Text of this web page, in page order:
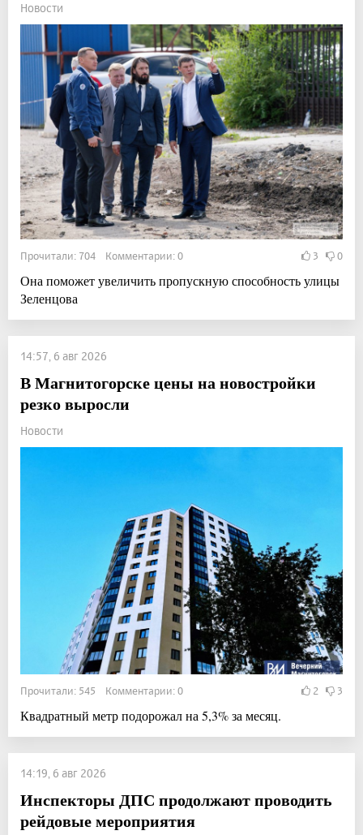
Новости
Прочитали: 704 Комментарии: 0 3 0
Она поможет увеличить пропускную способность улицы
Зеленцова
14:57, 6 авг 2026
В Магнитогорске цены на новостройки
резко выросли
Новости
Прочитали: 545 Комментарии: 0 2 3
Квадратный метр подорожал на 5,3% за месяц.
14:19, 6 авг 2026
Инспекторы ДПС продолжают проводить
рейдовые мероприятия